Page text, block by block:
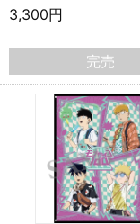
3,300円
完売